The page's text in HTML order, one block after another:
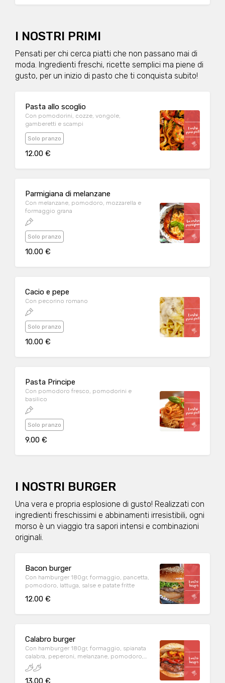
I NOSTRI PRIMI
Pensati per chi cerca piatti che non passano mai di
moda. Ingredienti freschi, ricette semplici ma piene di
gusto, per un inizio di pasto che ti conquista subito!
Pasta allo scoglio
Con pomodorini, cozze, vongole,
gamberetti e scampi
Solo pranzo
12.00 €
Parmigiana di melanzane
Con melanzane, pomodoro, mozzarella e
formaggio grana
Solo pranzo
10.00 €
Cacio e pepe
Con pecorino romano
Solo pranzo
10.00 €
Pasta Principe
Con pomodoro fresco, pomodorini e
basilico
Solo pranzo
9.00 €
I NOSTRI BURGER
Una vera e propria esplosione di gusto! Realizzati con
ingredienti freschissimi e abbinamenti irresistibili, ogni
morso è un viaggio tra sapori intensi e combinazioni
originali.
Bacon burger
Con hamburger 180gr, formaggio, pancetta,
pomodoro, lattuga, salse e patate fritte
12.00 €
Calabro burger
Con hamburger 180gr, formaggio, spianata
calabra, peperoni, melanzane, pomodoro,
lattuga, salse e patate fritte
13.00 €